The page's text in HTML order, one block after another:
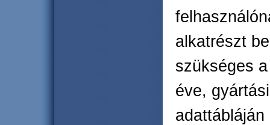
alkatrészt
szükséges
éve,